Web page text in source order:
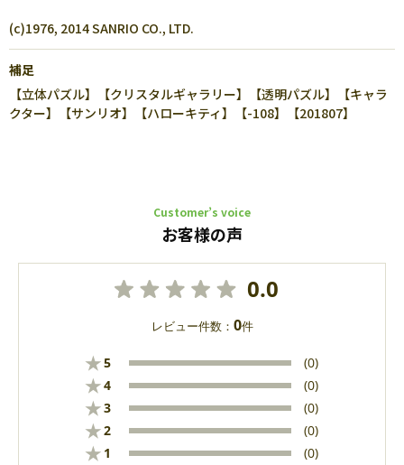
(c)1976, 2014 SANRIO CO., LTD.
補足
【立体パズル】【クリスタルギャラリー】【透明パズル】【キャラ
クター】【サンリオ】【ハローキティ】【-108】【201807】
Customer’s voice
お客様の声
0.0
レビュー件数： 0件
★5 (0)
★4 (0)
★3 (0)
★2 (0)
★ 1 (0)